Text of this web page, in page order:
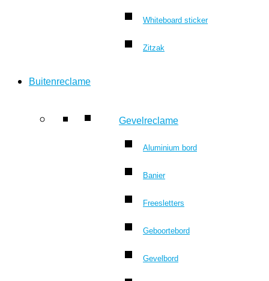
Whiteboard sticker
Zitzak
Buitenreclame
Gevelreclame
Aluminium bord
Banier
Freesletters
Geboortebord
Gevelbord